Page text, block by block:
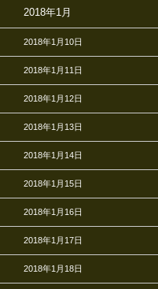
2018年1月
2018年1月10日
2018年1月11日
2018年1月12日
2018年1月13日
2018年1月14日
2018年1月15日
2018年1月16日
2018年1月17日
2018年1月18日